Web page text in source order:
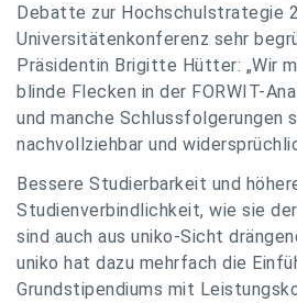
Debatte zur Hochschulstrategie
Universitätenkonferenz sehr
Präsidentin Brigitte Hütter: „Wir
blinde Flecken in der FORWIT-
und manche Schlussfolgerungen
nachvollziehbar und
Bessere Studierbarkeit und
Studienverbindlichkeit, wie sie
sind auch aus uniko-Sicht
uniko hat dazu mehrfach die
Grundstipendiums mit